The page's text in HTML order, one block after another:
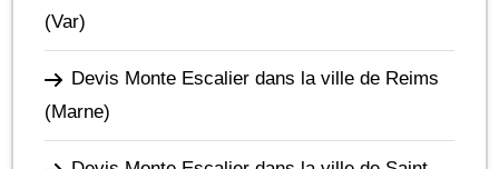
(Var)
Devis Monte Escalier dans la ville de Reims
(Marne)